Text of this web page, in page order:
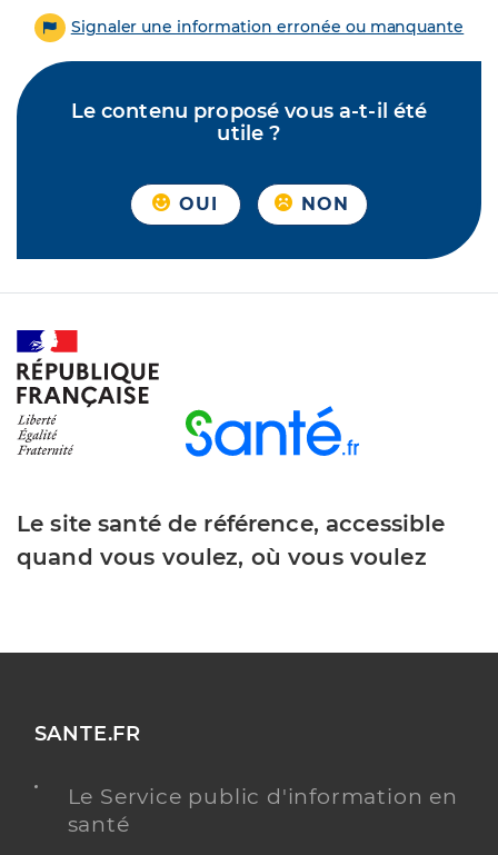
Signaler une information erronée ou manquante
Le contenu proposé vous a-t-il été
utile ?
OUI NON
Le site santé de référence, accessible
quand vous voulez, où vous voulez
SANTE.FR
Le Service public d'information en
santé